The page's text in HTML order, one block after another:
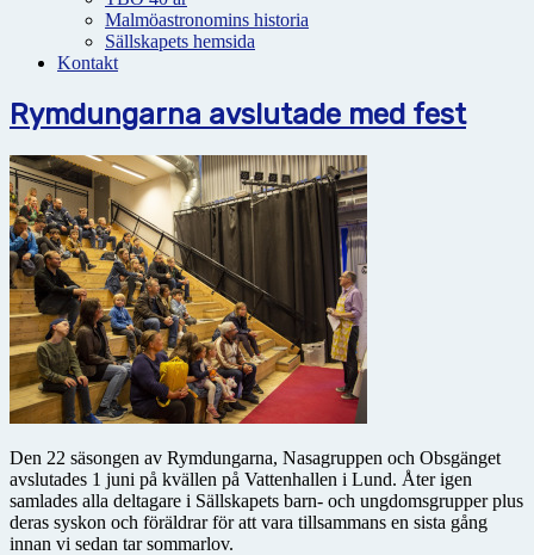
Malmöastronomins historia
Sällskapets hemsida
Kontakt
Rymdungarna avslutade med fest
Den 22 säsongen av Rymdungarna, Nasagruppen och Obsgänget
avslutades 1 juni på kvällen på Vattenhallen i Lund. Åter igen
samlades alla deltagare i Sällskapets barn- och ungdomsgrupper plus
deras syskon och föräldrar för att vara tillsammans en sista gång
innan vi sedan tar sommarlov.